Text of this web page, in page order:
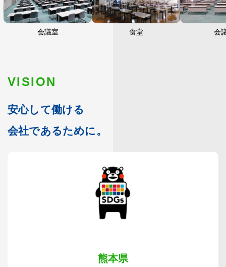
会議室 食堂 会
VISION
安心して働ける
会社であるために。
熊本県